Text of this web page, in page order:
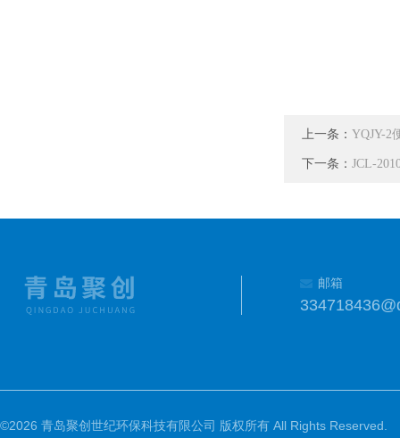
上一条： YQJY-2
下一条： JCL-
邮箱
©2026 青岛聚创世纪环保科技有限公司 版权所有 All Rights Reserved.